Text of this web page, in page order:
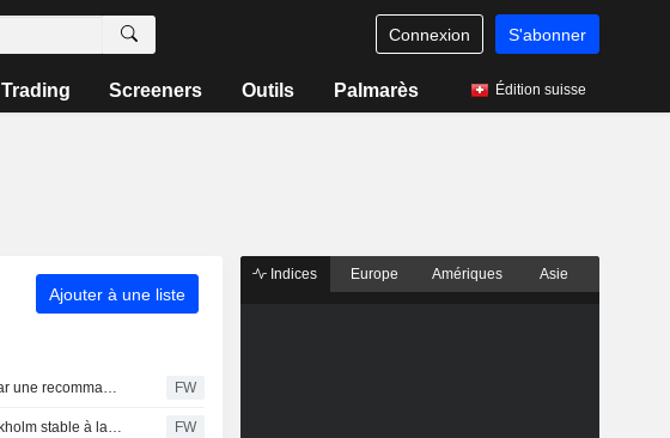
Connexion S'abonner
Trading Screeners Outils Palmarès Édition suisse
Ajouter à une liste
Nederman porté par une recommandation d'achat, l'indice OMXS30 inchangé FW
La Bourse de Stockholm stable à la mi-journée FW
Indices Europe Amériques Asie